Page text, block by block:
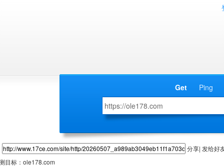
Get Ping
分享| 发给好
目标： ole178.com